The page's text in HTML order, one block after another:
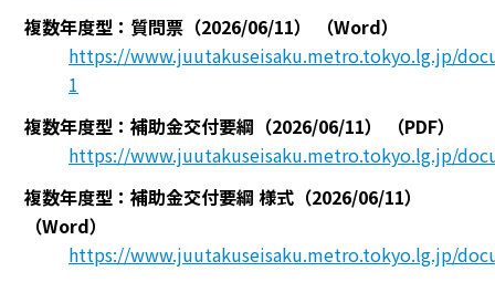
複数年度型：質問票（2026/06/11）
（Word）
https://www.juutakuseisaku.metro.tokyo.lg.jp/
1
複数年度型：補助金交付要綱（2026/06/11）
（PDF）
https://www.juutakuseisaku.metro.tokyo.lg.jp/
複数年度型：補助金交付要綱 様式（2026/06/11）
（Word）
https://www.juutakuseisaku.metro.tokyo.lg.jp/